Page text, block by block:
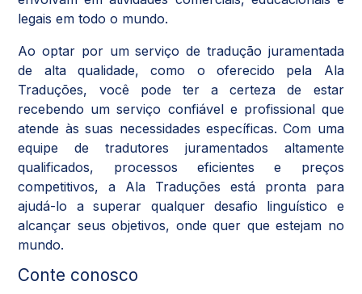
legais em todo o mundo.
Ao optar por um serviço de tradução juramentada
de alta qualidade, como o oferecido pela Ala
Traduções, você pode ter a certeza de estar
recebendo um serviço confiável e profissional que
atende às suas necessidades específicas. Com uma
equipe de tradutores juramentados altamente
qualificados, processos eficientes e preços
competitivos, a Ala Traduções está pronta para
ajudá-lo a superar qualquer desafio linguístico e
alcançar seus objetivos, onde quer que estejam no
mundo.
Conte conosco